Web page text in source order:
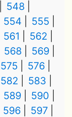
548
554
555
561
562
568
569
575
576
582
583
589
590
596
597